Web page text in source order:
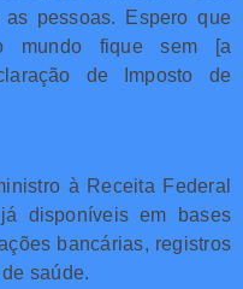
pessoas. Espero que
mundo fique sem [a
de Imposto de
à Receita Federal
disponíveis em bases
bancárias, registros
saúde.